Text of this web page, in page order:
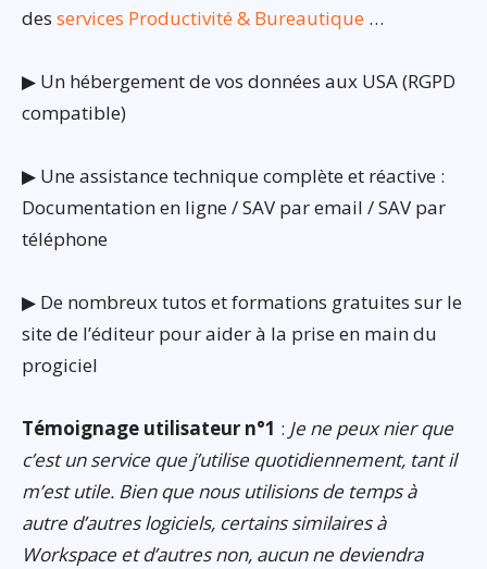
des services Productivité & Bureautique …
▶ Un hébergement de vos données aux USA (RGPD
compatible)
▶ Une assistance technique complète et réactive :
Documentation en ligne / SAV par email / SAV par
téléphone
▶ De nombreux tutos et formations gratuites sur le
site de l’éditeur pour aider à la prise en main du
progiciel
Témoignage utilisateur n°1 : Je ne peux nier que
c’est un service que j’utilise quotidiennement, tant il
m’est utile. Bien que nous utilisions de temps à
autre d’autres logiciels, certains similaires à
Workspace et d’autres non, aucun ne deviendra